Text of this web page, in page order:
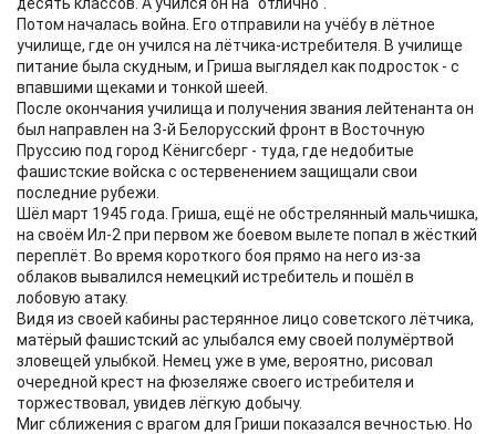
Потом началась война. Его отправили на учёбу в лётное
училище, где он учился на лётчика-истребителя. В училище
питание была скудным, и Гриша выглядел как подросток - с
впавшими щеками и тонкой шеей.
После окончания училища и получения звания лейтенанта он
был направлен на 3-й Белорусский фронт в Восточную
Пруссию под город Кёнигсберг - туда, где недобитые
фашистские войска с остервенением защищали свои
последние рубежи.
Шёл март 1945 года. Гриша, ещё не обстрелянный мальчишка,
на своём Ил-2 при первом же боевом вылете попал в жёсткий
переплёт. Во время короткого боя прямо на него из-за
облаков вывалился немецкий истребитель и пошёл в
лобовую атаку.
Видя из своей кабины растерянное лицо советского лётчика,
матёрый фашистский ас улыбался ему своей полумёртвой
зловещей улыбкой. Немец уже в уме, вероятно, рисовал
очередной крест на фюзеляже своего истребителя и
торжествовал, увидев лёгкую добычу.
Миг сближения с врагом для Гриши показался вечностью. Но